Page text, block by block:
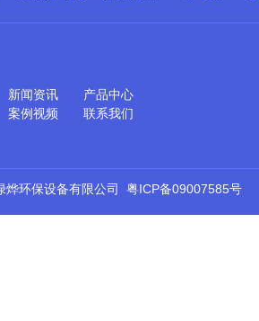
环保设备有限公司 粤ICP备09007585号
新闻资讯
产品中心
案例视频 联系我们